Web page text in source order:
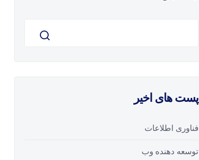
پست های اخیر
فناوری اطلاعات
توسعه دهنده وب